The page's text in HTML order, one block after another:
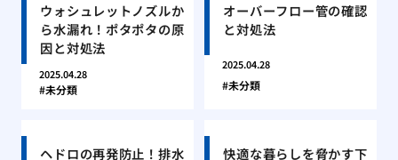
ウォシュレットノズルか
ら水漏れ！ポタポタの原
因と対処法
2025.04.28
未分類
オーバーフロー管の確認
と対処法
2025.04.28
未分類
ヘドロの再発防止！排水 快適な暮らしを脅かす下